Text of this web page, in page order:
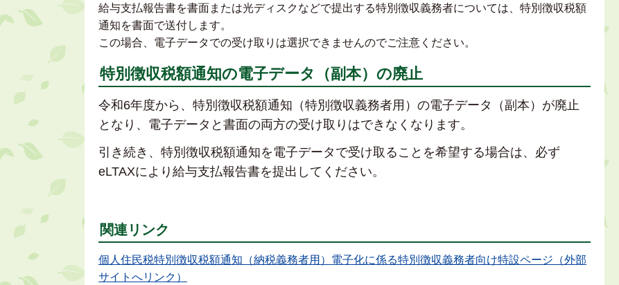
給与支払報告書を書面または光ディスクなどで提出する特別徴収義務者については、特別徴収税額
通知を書面で送付します。
この場合、電子データでの受け取りは選択できませんのでご注意ください。
特別徴収税額通知の電子データ（副本）の廃止
令和6年度から、特別徴収税額通知（特別徴収義務者用）の電子データ（副本）が廃止
となり、電子データと書面の両方の受け取りはできなくなります。
引き続き、特別徴収税額通知を電子データで受け取ることを希望する場合は、必ず
eLTAXにより給与支払報告書を提出してください。
関連リンク
個人住民税特別徴収税額通知（納税義務者用）電子化に係る特別徴収義務者向け特設ページ（外部
サイトへリンク）